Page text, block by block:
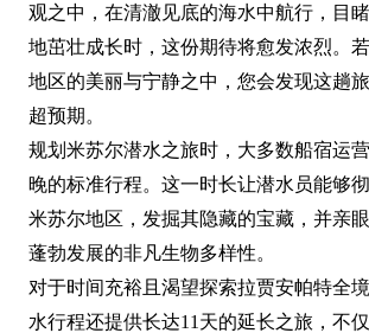
观之中，在清澈见底的海水中航行，目
地茁壮成长时，这份期待将愈发浓烈。
地区的美丽与宁静之中，您会发现这趟
超预期。
规划米苏尔潜水之旅时，大多数船宿运
晚的标准行程。这一时长让潜水员能够
米苏尔地区，发掘其隐藏的宝藏，并亲
蓬勃发展的非凡生物多样性。
对于时间充裕且渴望探索拉贾安帕特全
水行程还提供长达11天的延长之旅，不